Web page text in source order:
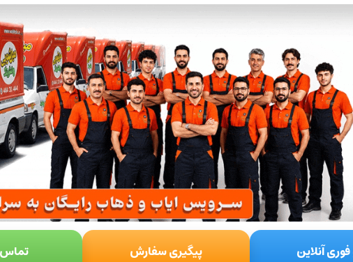
فوری آنلاین پیگیری سفارش